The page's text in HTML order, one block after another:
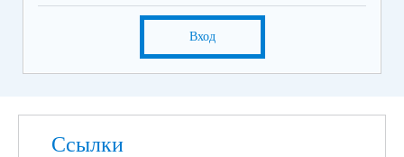
Вход
Ссылки